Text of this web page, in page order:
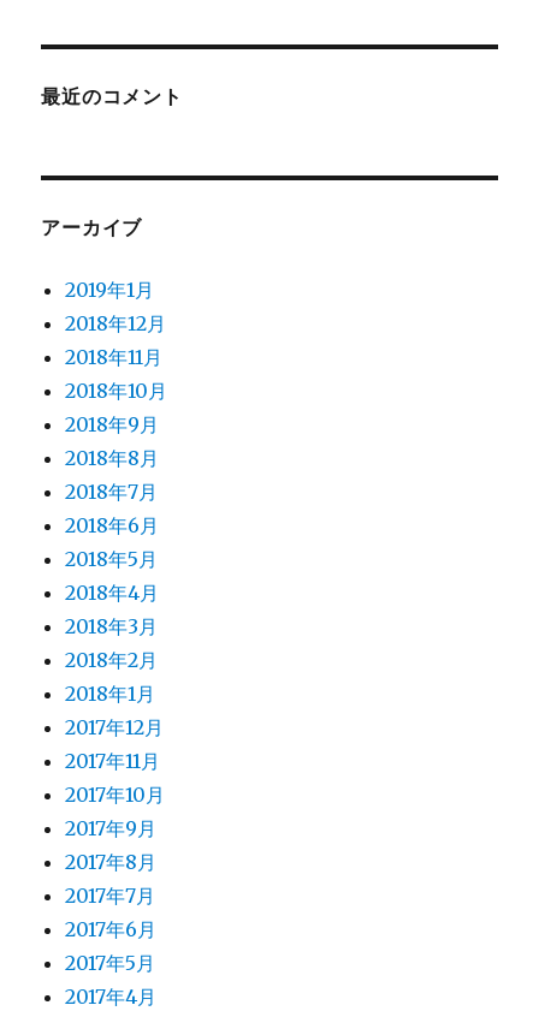
最近のコメント
アーカイブ
2019年1月
2018年12月
2018年11月
2018年10月
2018年9月
2018年8月
2018年7月
2018年6月
2018年5月
2018年4月
2018年3月
2018年2月
2018年1月
2017年12月
2017年11月
2017年10月
2017年9月
2017年8月
2017年7月
2017年6月
2017年5月
2017年4月